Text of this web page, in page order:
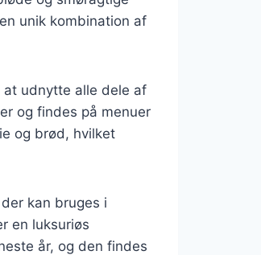
unik kombination af
udnytte alle dele af
og findes på menuer
og brød, hvilket
kan bruges i
en luksuriøs
år, og den findes